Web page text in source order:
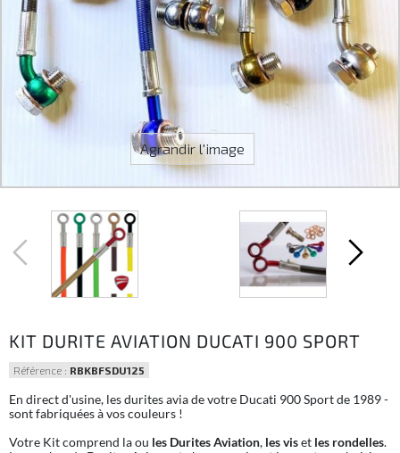
Agrandir l'image
KIT DURITE AVIATION DUCATI 900 SPORT
Référence : RBKBFSDU125
En direct d'usine, les durites avia de votre Ducati 900 Sport de 1989 -
sont fabriquées à vos couleurs !
Votre Kit comprend la ou les Durites Aviation, les viset les rondelles.